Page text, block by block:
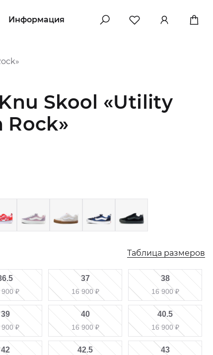
Информация
Skool «Utility
Rock»
Таблица размеров
900₽
37
16 900₽
38
16 900₽
39
900₽
40
16 900₽
40.5
16 900₽
42 42.5 43